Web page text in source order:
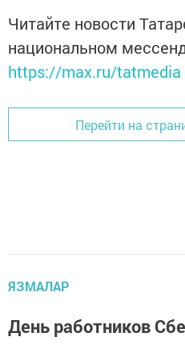
Читайте новости
национальном
https://max.ru/tatmedia
Перейти на
ЯЗМАЛАР
День работников